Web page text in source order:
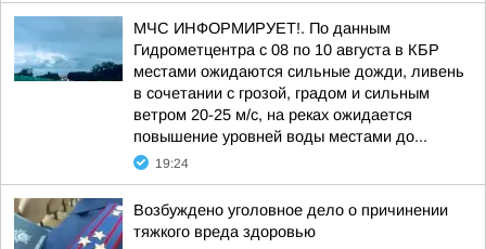
МЧС ИНФОРМИРУЕТ!. По данным
Гидрометцентра с 08 по 10 августа в КБР
местами ожидаются сильные дожди, ливень
в сочетании с грозой, градом и сильным
ветром 20-25 м/с, на реках ожидается
повышение уровней воды местами до...
19:24
Возбуждено уголовное дело о причинении
тяжкого вреда здоровью